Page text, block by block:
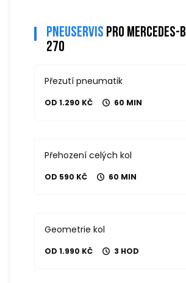
Pneuservis pro mercedes-
270
Přezutí pneumatik
OD 1.290 KČ 60 MIN
Přehození celých kol
OD 590 KČ 60 MIN
Geometrie kol
OD 1.990 KČ 3 HOD